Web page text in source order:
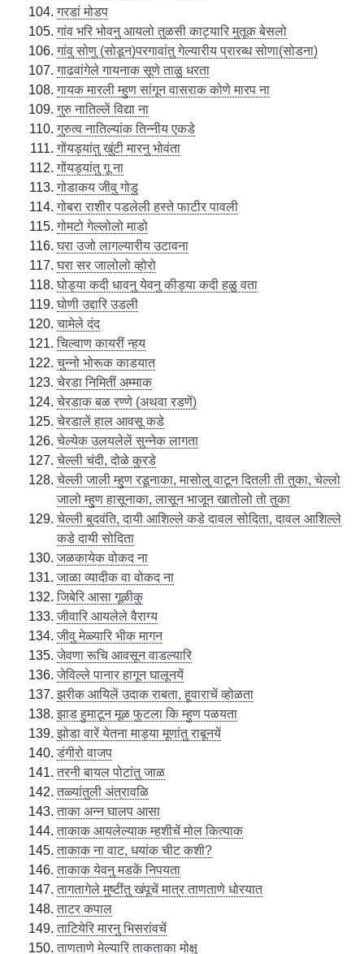
गरडां मोडप
गांव भरि भोवनु आयलो तुळसी काट्यारि मुतूक बेसलो
गांवु सोणु (सोडून)परगावांतु गेल्यारीय प्रारब्ध सोणा(सोडना)
गाढवांगेले गायनाक सूणे ताळु धरता
गायक मारली म्हुण सांगून वासराक कोणे मारप ना
गुरु नातिल्लें विद्या ना
गुरुत्व नातिल्यांक तिन्नीय एकडे
गोंयड्यांतु खुंटी मारनु भोवंता
गोंयड्यांतु गू ना
गोडाकय जीवु गोडु
गोबरा राशीर पडलेली हस्ते फाटीर पावली
गोमटो गेल्लोलो माडो
घरा उजो लागल्यारीय उटावना
घरा सर जालोलो व्होरो
घोड्या कदी धावनु येवनु कीड्या कदी हळु वता
घोणी उद्दारि उडली
चामेले दंद
चिल्वाण कायरीं न्हय
चुन्नो भोरूक काडयात
चेरडा निमितीं अम्माक
चेरडाक बळ रण्णे (अथवा रडणें)
चेरडालें हाल आवसू कडे
चेल्येक उलयलेलें सुन्नेक लागता
चेल्ली चंदी, दोळे कुरडे
चेल्ली जाली म्हुण रडूनाका, मासोलु वाटून दितली ती तुका, चेल्लो
जालो म्हुण हासूनाका, लासून भाजून खातोलो तो तुका
चेल्ली बुदवंति, दायी आशिल्ले कडे दावल सोदिता, दावल आशिल्ले
कडे दायी सोदिता
जळकायेक वोकद ना
जाळा व्यादीक वा वोकद ना
जिबेरि आसा गूळीकु
जीवारि आयलेले वैराग्य
जीवु मेळ्यारि भीक मागन
जेवणा रूचि आवसून वाडल्यारि
जेविल्ले पानार हागून घालूनयें
झरीक आयिलें उदाक राबता, हूवाराचें व्होळता
झाड हुमाटून मूळ फुटला कि म्हुण पळयता
झोडा वारें येतना माड्या मूणांतु राबूनयें
डंगीरो वाजप
तरनी बायल पोटांतु जाळ
तळ्यांतुली अंत्रावळि
ताका अन्न घालप आसा
ताकाक आयलेल्याक म्हशीचें मोल कित्याक
ताकाक ना वाट, धयांक चीट कशी?
ताकाक येवनु मडकें निपयता
तागतागेले मुष्टींतु खंपूचें मात्र ताणताणे धोरयात
ताटर कपाल
ताटियेरि मारनु भिसरांवचें
ताणताणे मेल्यारि ताकताका मोक्षु